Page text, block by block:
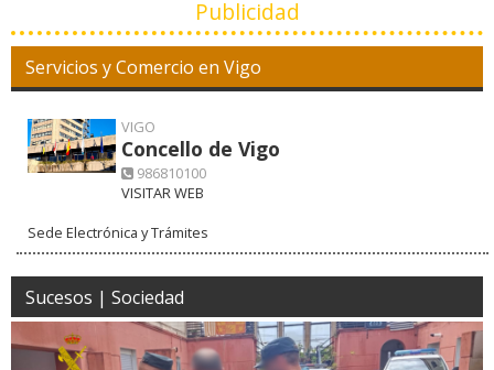
Publicidad
Servicios y Comercio en Vigo
VIGO
Concello de Vigo
986810100
VISITAR WEB
Sede Electrónica y Trámites
Sucesos | Sociedad